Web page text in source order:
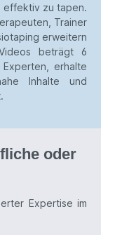
effektiv zu tapen.
Trainer
erweitern
beträgt 6
erhalte
Inhalte und
oder
Expertise im